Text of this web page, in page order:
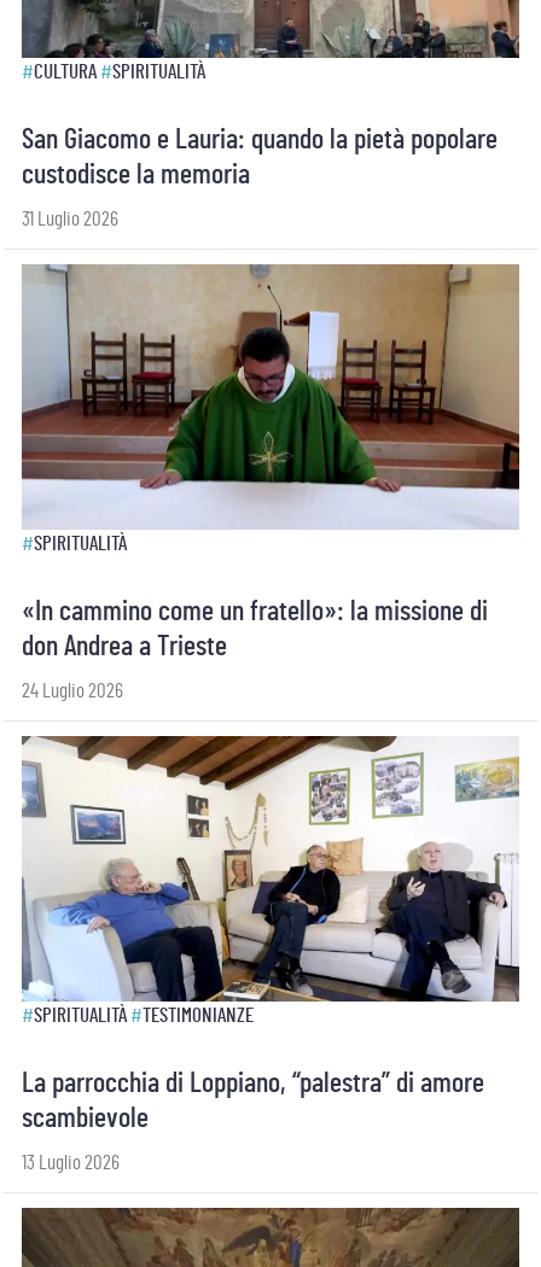
#CULTURA #SPIRITUALITÀ
San Giacomo e Lauria: quando la pietà popolare
custodisce la memoria
31 Luglio 2026
#SPIRITUALITÀ
«In cammino come un fratello»: la missione di
don Andrea a Trieste
24 Luglio 2026
#SPIRITUALITÀ #TESTIMONIANZE
La parrocchia di Loppiano, “palestra” di amore
scambievole
13 Luglio 2026